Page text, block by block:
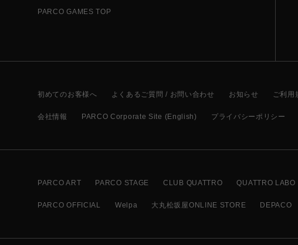
PARCO GAMES TOP
初めてのお客様へ よくあるご質問 / お問い合わせ お知らせ ご利用
会社情報 PARCO Corporate Site (English) プライバシーポリシー
PARCO ART PARCO STAGE CLUB QUATTRO QUATTRO LABO
PARCO OFFICIAL Welpa 大丸松坂屋ONLINE STORE DEPACO